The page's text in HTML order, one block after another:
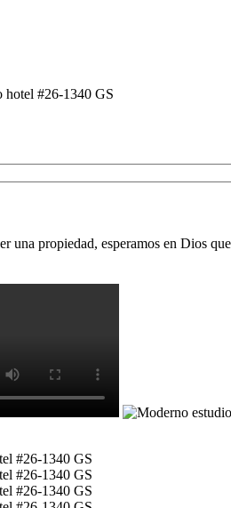
hotel #26-1340 GS
propiedad, esperamos en Dios